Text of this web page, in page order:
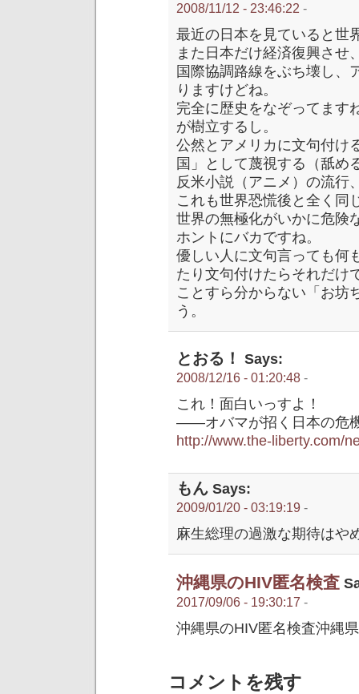
2008/11/12 - 23:46:22 -
最近の日本を見ていると世
また日本だけ経済復興させ
国際協調路線をぶち壊し、
りますけどね。
完全に歴史をなぞってます
が樹立するし。
公然とアメリカに文句付け
国」として蔑視する（舐め
反米小説（アニメ）の流行
これも世界恐慌後と全く同
世界の無極化がいかに危険
ホントにバカですね。
優しい人に文句言っても何
たり文句付けたらそれだけ
ことすら分からない「お坊
う。
とおる！ Says:
2008/12/16 - 01:20:48 -
これ！面白いっすよ！
——オバマが招く日本の危
http://www.the-liberty.com/
もん Says:
2009/01/20 - 03:19:19 -
麻生総理の過激な期待はや
沖縄県のHIV匿名検査
2017/09/06 - 19:30:17 -
沖縄県のHIV匿名検査沖縄
コメントを残す